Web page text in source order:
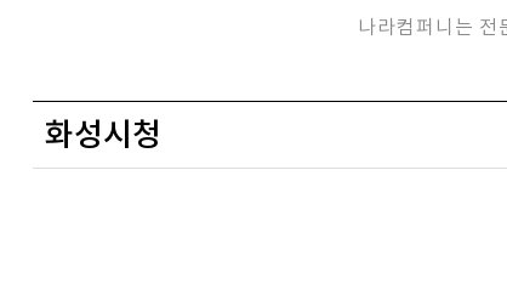
나라컴퍼니는
화성시청